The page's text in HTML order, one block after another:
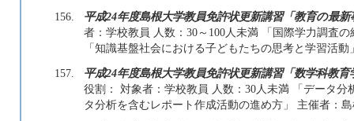
156.
平成24年度島根大学教員免許状更新講習「教育の最新
者：学校教員 人数：30～100人未満 「国際学力調査
「知識基盤社会における子どもたちの思考と学習活
157.
平成24年度島根大学教員免許状更新講習「数学科教
役割： 対象者：学校教員 人数：30人未満 「データ
タ分析を含むレポート作成活動の進め方」 主催者：